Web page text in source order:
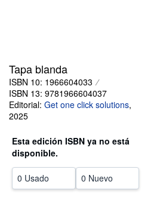
Tapa blanda
ISBN 10: 1966604033
ISBN 13: 9781966604037
Editorial: Get one click solutions,
2025
Esta edición ISBN ya no está
disponible.
0 Usado 0 Nuevo